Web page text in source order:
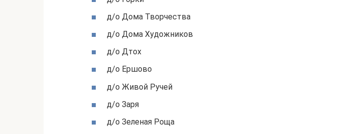
д/о Дома Творчества
д/о Дома Художников
д/о Дтох
д/о Ершово
д/о Живой Ручей
д/о Заря
д/о Зеленая Роща